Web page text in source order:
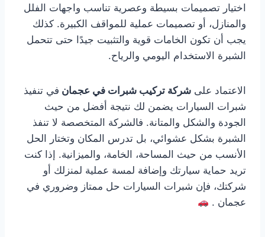
اختيار تصميمات بسيطة وعصرية تناسب واجهات الفلل
والمنازل، أو تصميمات عملية للمواقف الكبيرة. كذلك
يجب أن تكون الخامات قوية والتثبيت جيدًا حتى تتحمل
الشبرة الاستخدام اليومي والرياح.
الاعتماد على شركة تركيب شبرات في عجمان في تنفيذ
شبرات السيارات يضمن لك نتيجة أفضل من حيث
الجودة والشكل والمتانة. فالشركة المتخصصة لا تنفذ
الشبرة بشكل عشوائي، بل تدرس المكان وتختار الحل
الأنسب من حيث المساحة، الخامة، والميزانية. إذا كنت
تريد حماية سيارتك وإضافة لمسة عملية لمنزلك أو
شركتك، فإن شبرات السيارات حل ممتاز وضروري في
عجمان .